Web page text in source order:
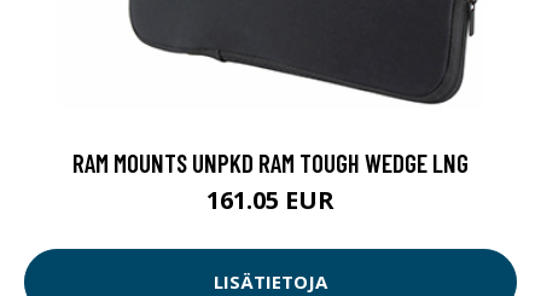
RAM MOUNTS UNPKD RAM TOUGH WEDGE LNG
161.05 EUR
LISÄTIETOJA